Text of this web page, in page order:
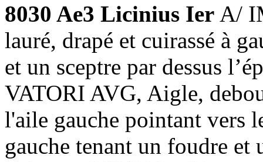
8030 Ae3 Licinius Ier A/
lauré, drapé et cuirassé à
et un sceptre par dessus
VATORI AVG, Aigle,
l'aile gauche pointant vers
gauche tenant un foudre et